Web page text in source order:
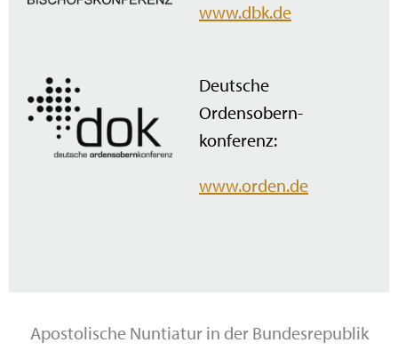
www.dbk.de
Deutsche
Ordensobern­
konferenz:
www.orden.de
Apostolische Nuntiatur in der Bundesrepublik